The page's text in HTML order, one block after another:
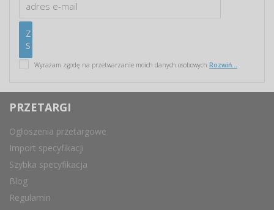
Wyrażam zgodę na przetwarzanie moich danych osobowych Rozwiń...
PRZETARGI
Ogłoszenia przetargowe
Import specyfikacji
Szybka specyfikacja
Blog
Regulamin